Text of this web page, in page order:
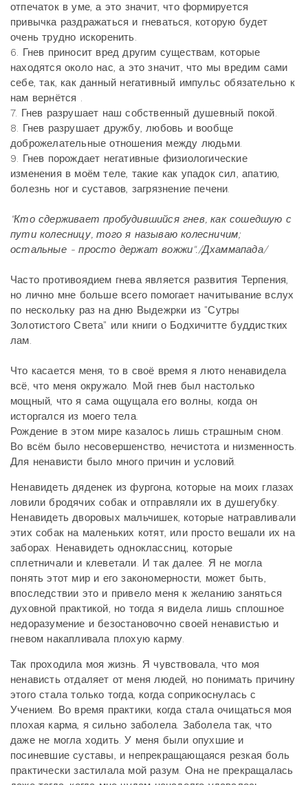
отпечаток в уме, а это значит, что формируется
привычка раздражаться и гневаться, которую будет
очень трудно искоренить.
6. Гнев приносит вред другим существам, которые
находятся около нас, а это значит, что мы вредим сами
себе, так, как данный негативный импульс обязательно к
нам вернётся .
7. Гнев разрушает наш собственный душевный покой.
8. Гнев разрушает дружбу, любовь и вообще
доброжелательные отношения между людьми.
9. Гнев порождает негативные физиологические
изменения в моём теле, такие как упадок сил, апатию,
болезнь ног и суставов, загрязнение печени.
"Кто сдерживает пробудившийся гнев, как сошедшую с
пути колесницу, того я называю колесничим;
остальные - просто держат вожжи"./Дхаммапада/
Часто противоядием гнева является развития Терпения,
но лично мне больше всего помогает начитывание вслух
по нескольку раз на дню Выдежрки из "Сутры
Золотистого Света" или книги о Бодхичитте буддистких
лам.
Что касается меня, то в своё время я люто ненавидела
всё, что меня окружало. Мой гнев был настолько
мощный, что я сама ощущала его волны, когда он
исторгался из моего тела.
Рождение в этом мире казалось лишь страшным сном.
Во всём было несовершенство, нечистота и низменность.
Для ненависти было много причин и условий.
Ненавидеть дяденек из фургона, которые на моих глазах
ловили бродячих собак и отправляли их в душегубку.
Ненавидеть дворовых мальчишек, которые натравливали
этих собак на маленьких котят, или просто вешали их на
заборах. Ненавидеть одноклассниц, которые
сплетничали и клеветали. И так далее. Я не могла
понять этот мир и его закономерности, может быть,
впоследствии это и привело меня к желанию заняться
духовной практикой, но тогда я видела лишь сплошное
недоразумение и безостановочно своей ненавистью и
гневом накапливала плохую карму.
Так проходила моя жизнь. Я чувствовала, что моя
ненависть отдаляет от меня людей, но понимать причину
этого стала только тогда, когда соприкоснулась с
Учением. Во время практики, когда стала очищаться моя
плохая карма, я сильно заболела. Заболела так, что
даже не могла ходить. У меня были опухшие и
посиневшие суставы, и непрекращающаяся резкая боль
практически застилала мой разум. Она не прекращалась